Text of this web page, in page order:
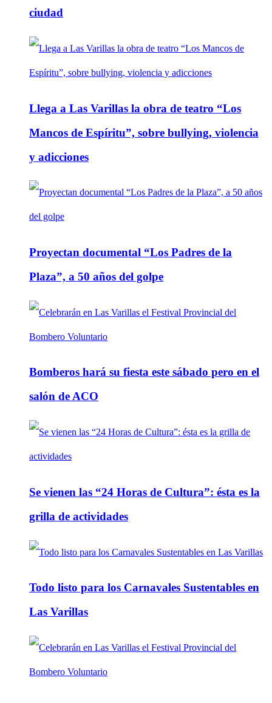
ciudad
Llega a Las Varillas la obra de teatro “Los
Mancos de Espíritu”, sobre bullying, violencia
y adicciones
Proyectan documental “Los Padres de la
Plaza”, a 50 años del golpe
Bomberos hará su fiesta este sábado pero en el
salón de ACO
Se vienen las “24 Horas de Cultura”: ésta es la
grilla de actividades
Todo listo para los Carnavales Sustentables en
Las Varillas